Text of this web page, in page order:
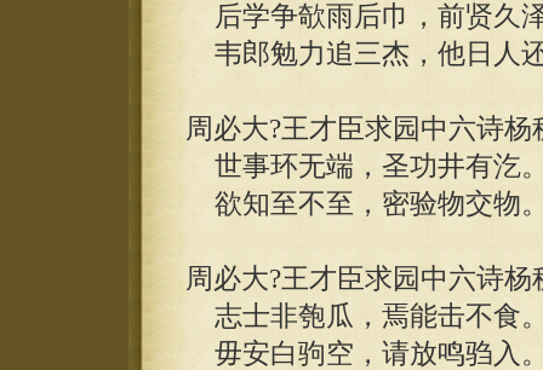
后学争欹雨后巾，前贤久
韦郎勉力追三杰，他日人
周必大?王才臣求园中六诗
世事环无端，圣功井有汔
欲知至不至，密验物交物
周必大?王才臣求园中六诗
志士非匏瓜，焉能击不食
毋安白驹空，请放鸣驺入